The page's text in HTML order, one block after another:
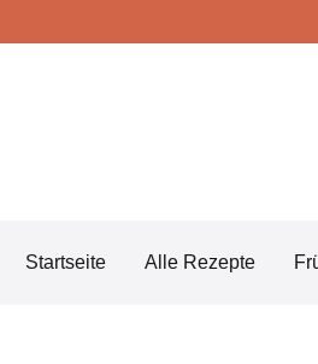
Startseite Alle Rezepte